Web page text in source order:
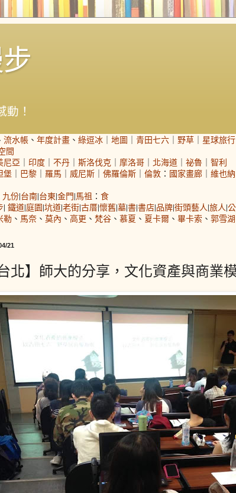
！
流水帳 、 年度計畫 、 綠逗冰 ｜ 地圖 ｜ 青田七六 ｜ 野草 ｜ 星球旅行
間
尼亞 ｜ 印度 ｜ 不丹 ｜ 斯洛伐克 ｜ 摩洛哥 ｜ 北海道 ｜ 祕魯 ｜ 智利
堡 ｜ 巴黎 ｜ 羅馬 ｜ 威尼斯 ｜ 佛羅倫斯 ｜ 倫敦 ： 國家畫廊 ｜ 維也納
九份|台南|台東|金門|馬祖 ： 食
| 鐵道|庭園|坑道|老街|古厝|懷舊|墓|書|書店|品牌|街頭藝人|旅人|
勒 、 馬奈 、 莫內 、 高更 、 梵谷 、 慕夏 、 夏卡爾 、 畢卡索 、 郭雪湖
21
台北】師大的分享，文化資產與商業